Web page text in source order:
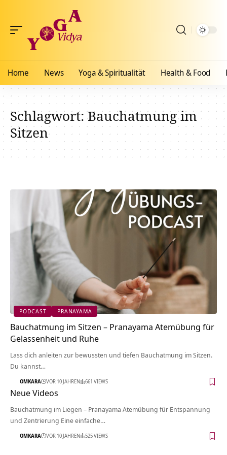
Home News Yoga & Spiritualität Health & Food
Schlagwort:Bauchatmung im
Sitzen
PODCAST PRANAYAMA
Bauchatmung im Sitzen – Pranayama Atemübung für
Gelassenheit und Ruhe
Lass dich anleiten zur bewussten und tiefen Bauchatmung im Sitzen.
Du kannst…
OMKARA VOR 10 JAHREN 661 VIEWS
Neue Videos
Bauchatmung im Liegen – Pranayama Atemübung für Entspannung
und Zentrierung Eine einfache…
OMKARA VOR 10 JAHREN 525 VIEWS